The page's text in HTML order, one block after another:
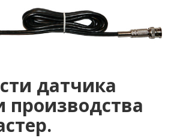
датчика
производства